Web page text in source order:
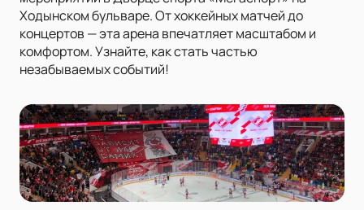
Ходынском бульваре. От хоккейных матчей до
концертов — эта арена впечатляет масштабом и
комфортом. Узнайте, как стать частью
незабываемых событий!